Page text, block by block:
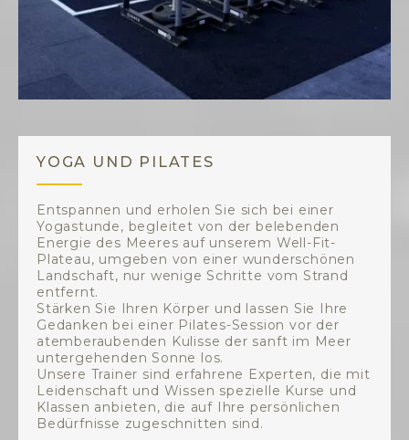
YOGA UND PILATES
Entspannen und erholen Sie sich bei einer
Yogastunde, begleitet von der belebenden
Energie des Meeres auf unserem Well-Fit-
Plateau, umgeben von einer wunderschönen
Landschaft, nur wenige Schritte vom Strand
entfernt.
Stärken Sie Ihren Körper und lassen Sie Ihre
Gedanken bei einer Pilates-Session vor der
atemberaubenden Kulisse der sanft im Meer
untergehenden Sonne los.
Unsere Trainer sind erfahrene Experten, die mit
Leidenschaft und Wissen spezielle Kurse und
Klassen anbieten, die auf Ihre persönlichen
Bedürfnisse zugeschnitten sind.